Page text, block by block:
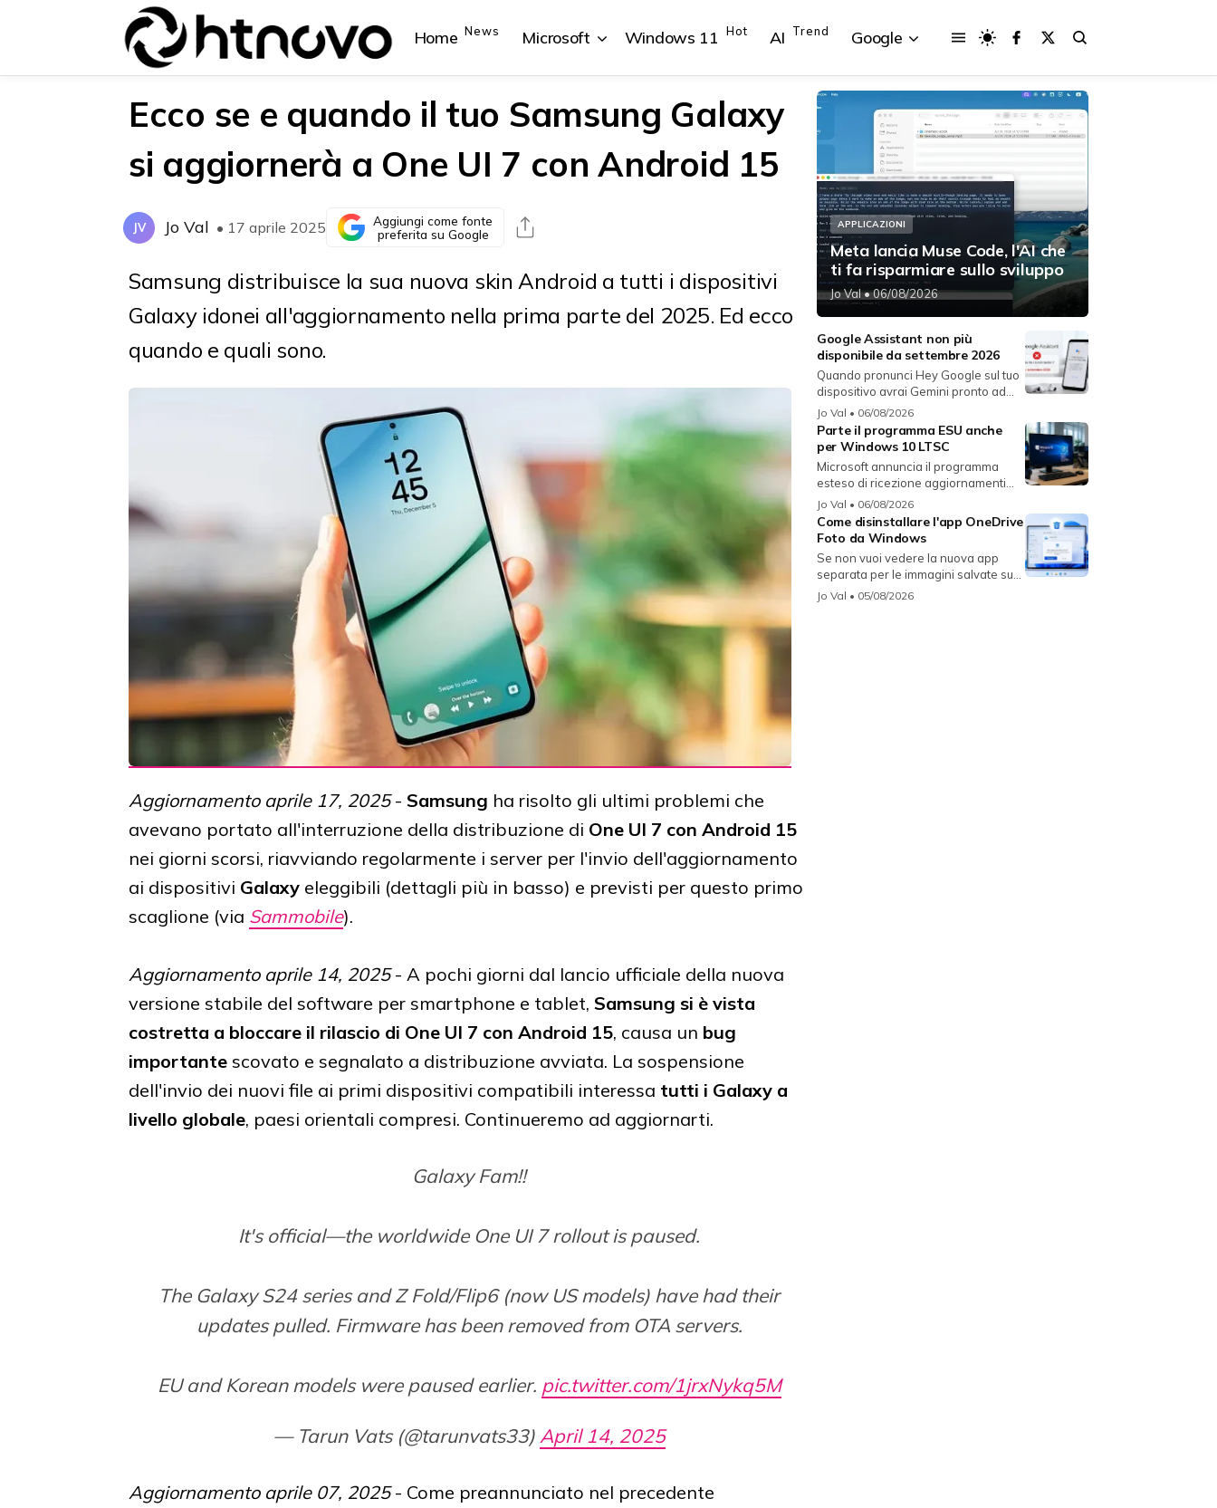
Home News Microsoft
{{POSTS[0].LABEL}} {{POSTS[1].LABEL}} {{POSTS[2].LABEL}} {{POSTS[3].LABEL}}
{{posts[3].title}}
Windows 11 Hot AI Trend Google
{{POSTS[0].LABEL}} {{POSTS[1].LABEL}} {{POSTS[2].LABEL}} {{POSTS[3].LABEL}}
{{posts[3].title}}
Ecco se e quando il tuo Samsung Galaxy
si aggiornerà a One UI 7 con Android 15
JV Jo Val • 17 aprile 2025
Aggiungi come fonte
preferita su Google
Samsung distribuisce la sua nuova skin Android a tutti i dispositivi
Galaxy idonei all'aggiornamento nella prima parte del 2025. Ed ecco
quando e quali sono.
Aggiornamento aprile 17, 2025- Samsung ha risolto gli ultimi problemi che
avevano portato all'interruzione della distribuzione di One UI 7 con Android 15
nei giorni scorsi, riavviando regolarmente i server per l'invio dell'aggiornamento
ai dispositivi Galaxy eleggibili (dettagli più in basso) e previsti per questo primo
scaglione (via Sammobile).
Aggiornamento aprile 14, 2025- A pochi giorni dal lancio ufficiale della nuova
versione stabile del software per smartphone e tablet, Samsung si è vista
costretta a bloccare il rilascio di One UI 7 con Android 15, causa un bug
importante scovato e segnalato a distribuzione avviata. La sospensione
dell'invio dei nuovi file ai primi dispositivi compatibili interessa tutti i Galaxy a
livello globale, paesi orientali compresi. Continueremo ad aggiornarti.
Galaxy Fam!!
It's official—the worldwide One UI 7 rollout is paused.
The Galaxy S24 series and Z Fold/Flip6 (now US models) have had their
updates pulled. Firmware has been removed from OTA servers.
EU and Korean models were paused earlier. pic.twitter.com/1jrxNykq5M
— Tarun Vats (@tarunvats33) April 14, 2025
Aggiornamento aprile 07, 2025- Come preannunciato nel precedente
APPLICAZIONI
Meta lancia Muse Code, l'AI che
ti fa risparmiare sullo sviluppo
Jo Val• 06/08/2026
Google Assistant non più
disponibile da settembre 2026
Quando pronunci Hey Google sul tuo
dispositivo avrai Gemini pronto ad...
Jo Val • 06/08/2026
Parte il programma ESU anche
per Windows 10 LTSC
Microsoft annuncia il programma
esteso di ricezione aggiornamenti
per...
Jo Val • 06/08/2026
Come disinstallare l'app OneDrive
Foto da Windows
Se non vuoi vedere la nuova app
separata per le immagini salvate su
On...
Jo Val • 05/08/2026